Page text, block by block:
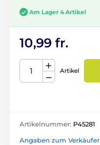
Am Lager 4 Artikel
10,99 fr.
Artikel
Artikelnummer: P45281
Angaben zum Verkäufer